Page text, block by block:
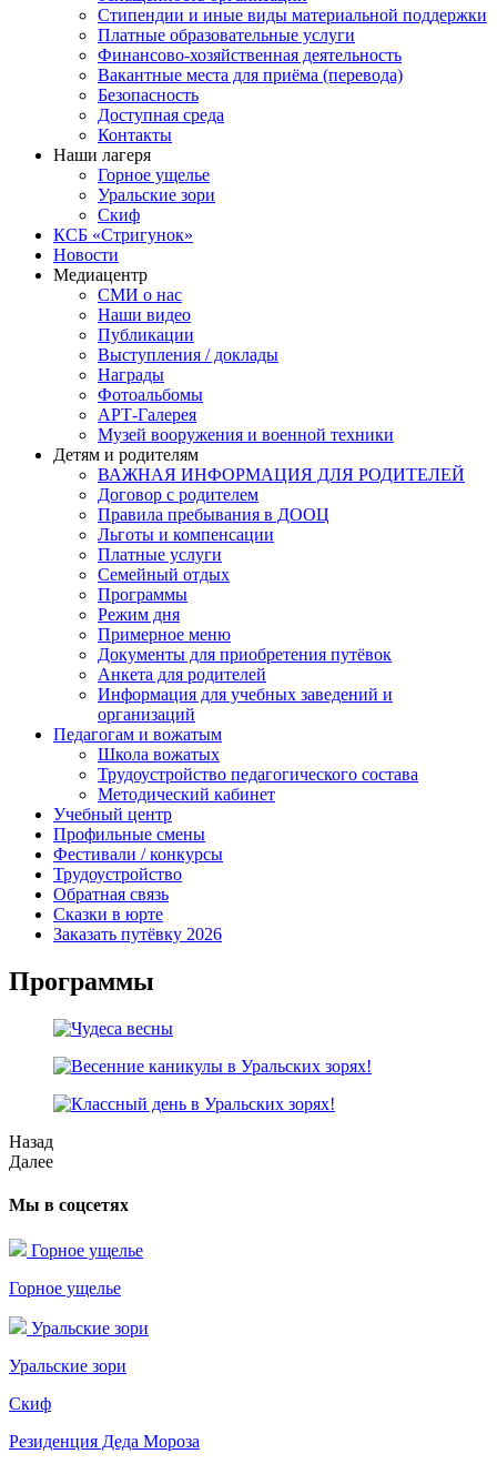
Стипендии и иные виды материальной поддержки
Платные образовательные услуги
Финансово-хозяйственная деятельность
Вакантные места для приёма (перевода)
Безопасность
Доступная среда
Контакты
Наши лагеря
Горное ущелье
Уральские зори
Скиф
КСБ «Стригунок»
Новости
Медиацентр
СМИ о нас
Наши видео
Публикации
Выступления / доклады
Награды
Фотоальбомы
АРТ-Галерея
Музей вооружения и военной техники
Детям и родителям
ВАЖНАЯ ИНФОРМАЦИЯ ДЛЯ РОДИТЕЛЕЙ
Договор с родителем
Правила пребывания в ДООЦ
Льготы и компенсации
Платные услуги
Семейный отдых
Программы
Режим дня
Примерное меню
Документы для приобретения путёвок
Анкета для родителей
Информация для учебных заведений и
организаций
Педагогам и вожатым
Школа вожатых
Трудоустройство педагогического состава
Методический кабинет
Учебный центр
Профильные смены
Фестивали / конкурсы
Трудоустройство
Обратная связь
Сказки в юрте
Заказать путёвку 2026
Программы
Назад
Далее
Мы в соцсетях
Горное ущелье
Горное ущелье
Уральские зори
Уральские зори
Скиф
Резиденция Деда Мороза